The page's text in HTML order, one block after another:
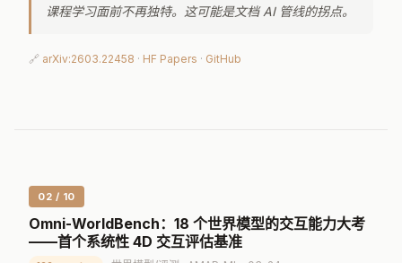
课程学习面前不再独特。这可能是文档 AI 管线的拐点。
🔗 arXiv:2603.22458 · HF Papers · GitHub
02 / 10
Omni-WorldBench：18 个世界模型的交互能力大考
——首个系统性 4D 交互评估基准